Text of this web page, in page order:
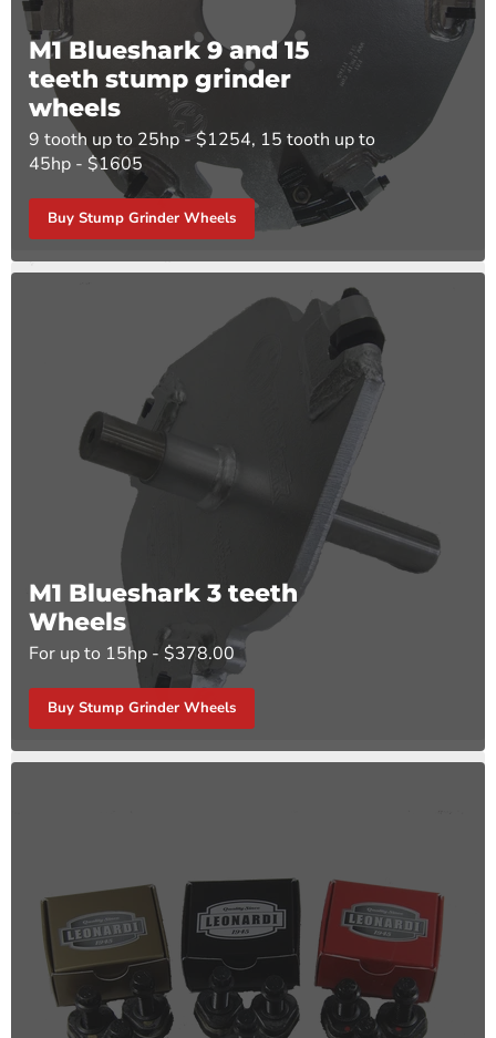
M1 Blueshark 9 and 15
teeth stump grinder
wheels
9 tooth up to 25hp - $1254, 15 tooth up to
45hp - $1605
Buy Stump Grinder Wheels
M1 Blueshark 3 teeth
Wheels
For up to 15hp - $378.00
Buy Stump Grinder Wheels